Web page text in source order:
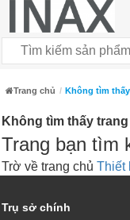
Trang chủ Không tìm
Không tìm thấy trang
Trang bạn tìm
Trờ về trang chủ Thiết
Trụ sở chính